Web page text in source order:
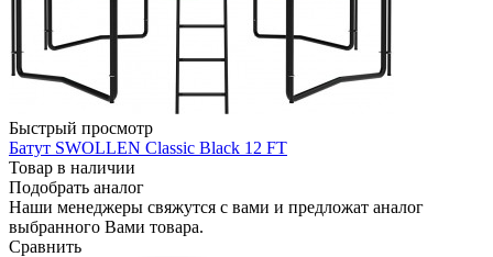
Быстрый просмотр
Батут SWOLLEN Classic Black 12 FT
Товар в наличии
Подобрать аналог
Наши менеджеры свяжутся с вами и предложат аналог
выбранного Вами товара.
Сравнить